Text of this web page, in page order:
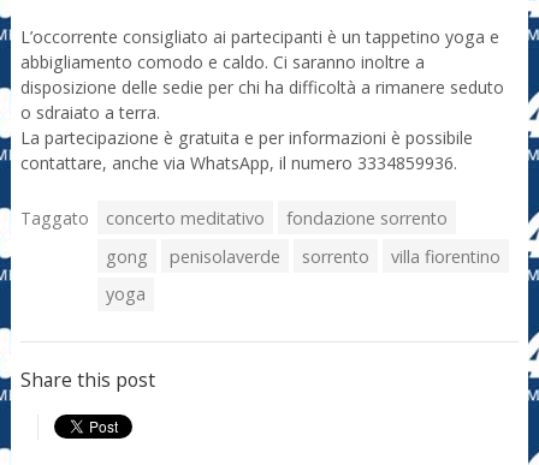
L’occorrente consigliato ai partecipanti è un tappetino yoga e
abbigliamento comodo e caldo. Ci saranno inoltre a
disposizione delle sedie per chi ha difficoltà a rimanere seduto
o sdraiato a terra.
La partecipazione è gratuita e per informazioni è possibile
contattare, anche via WhatsApp, il numero 3334859936.
Taggato concerto meditativo
fondazione sorrento
gong
penisolaverde sorrento
villa fiorentino
yoga
Share this post